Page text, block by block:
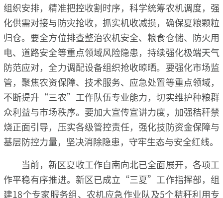
组织安排，精准把控收割时序，科学统筹农机调度，强
化供需对接与防灾抢收，抓实机收减损，确保夏粮颗粒
归仓。要全方位排查整治农机安全、粮食仓储、防火用
电、道路安全等重点领域风险隐患，持续强化极端天气
防范应对，全力调配设备组织抢收晾晒。要强化市场监
管，聚焦农资保障、技术服务、应急处置等重点领域，
不断提升“三农”工作队伍专业能力，切实维护种粮群
众利益与市场秩序。要加大宣传宣讲力度，加强秸秆禁
烧正面引导，压实各级管控责任，强化技防资金保障与
基层防控力量，坚决消除隐患，守牢生态与安全红线。
当前，新区夏收工作自南向北已全面展开，各项工
作平稳有序推进。新区已成立“三夏”工作指挥部，组
建18个专家服务组、农机应急作业队及5个秸秆利用专